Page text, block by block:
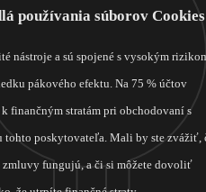
používania súborov Cookies
nástroje a sú spojené s vysokým
pákového efektu. Na 75 % účtov
finančným stratám pri obchodovaní s
poskytovateľa. Mali by ste zvážiť,
zmluvy fungujú, a či si môžete dovoliť